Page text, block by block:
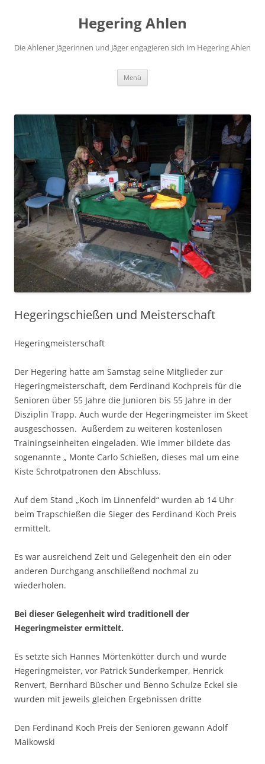
Hegering Ahlen
Die Ahlener Jägerinnen und Jäger engagieren sich im Hegering Ahlen
Menü
Hegeringschießen und Meisterschaft
Hegeringmeisterschaft
Der Hegering hatte am Samstag seine Mitglieder zur
Hegeringmeisterschaft, dem Ferdinand Kochpreis für die
Senioren über 55 Jahre die Junioren bis 55 Jahre in der
Disziplin Trapp. Auch wurde der Hegeringmeister im Skeet
ausgeschossen. Außerdem zu weiteren kostenlosen
Trainingseinheiten eingeladen. Wie immer bildete das
sogenannte „ Monte Carlo Schießen, dieses mal um eine
Kiste Schrotpatronen den Abschluss.
Auf dem Stand „Koch im Linnenfeld“ wurden ab 14 Uhr
beim Trapschießen die Sieger des Ferdinand Koch Preis
ermittelt.
Es war ausreichend Zeit und Gelegenheit den ein oder
anderen Durchgang anschließend nochmal zu
wiederholen.
Bei dieser Gelegenheit wird traditionell der
Hegeringmeister ermittelt.
Es setzte sich Hannes Mörtenkötter durch und wurde
Hegeringmeister, vor Patrick Sunderkemper, Henrick
Renvert, Bernhard Büscher und Benno Schulze Eckel sie
wurden mit jeweils gleichen Ergebnissen dritte
Den Ferdinand Koch Preis der Senioren gewann Adolf
Maikowski